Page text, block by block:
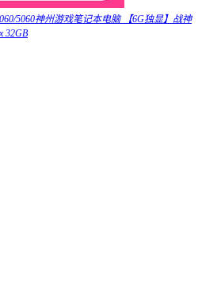
5060神州游戏笔记本电脑 【6G独显】战神
32GB